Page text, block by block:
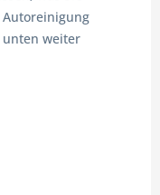
Autoreinigung
weiter